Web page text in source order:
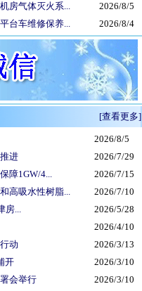
房气体灭火系...
2026/8/5
台车维修保养... 2026/8/4
[查看更多]
2026/8/5
进
2026/7/29
障1GW/4...
2026/7/15
高吸水性树脂...
2026/7/10
房...
2026/5/28
2026/4/10
动
2026/3/13
开
2026/3/10
会举行
2026/3/10